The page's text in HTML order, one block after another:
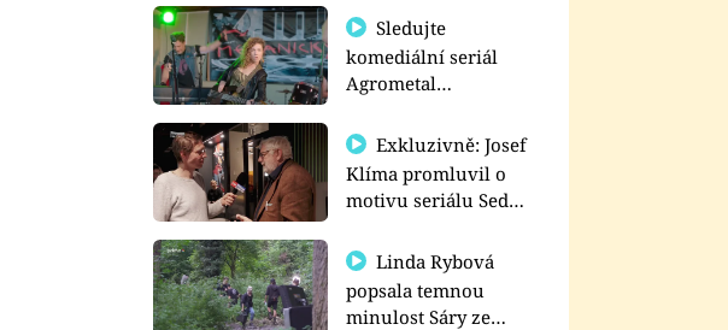
Sledujte
komediální seriál
Agrometal
prima+
Exkluzivně: Josef
Klíma promluvil o
motivu seriálu Sedm
Linda Rybová
popsala temnou
minulost Sáry ze